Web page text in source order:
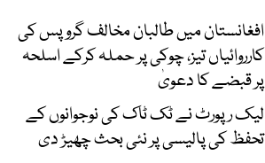
افغانستان میں طالبان مخالف گروپس کی
کارروائیاں تیز، چوکی پر حملہ کرکے اسلحہ
پر قبضے کا دعویٰ
لیک رپورٹ نے ٹک ٹاک کی نوجوانوں کے
تحفظ کی پالیسی پر نئی بحث چھیڑ دی